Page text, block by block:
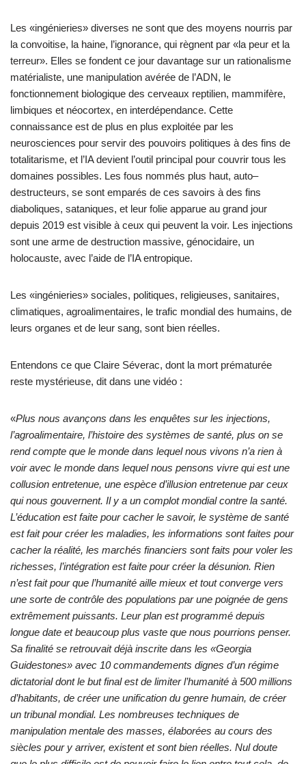
Les «ingénieries» diverses ne sont que des moyens nourris par
la convoitise, la haine, l’ignorance, qui règnent par «la peur et la
terreur». Elles se fondent ce jour davantage sur un rationalisme
matérialiste, une manipulation avérée de l’ADN, le
fonctionnement biologique des cerveaux reptilien, mammifère,
limbiques et néocortex, en interdépendance. Cette
connaissance est de plus en plus exploitée par les
neurosciences pour servir des pouvoirs politiques à des fins de
totalitarisme, et l’IA devient l’outil principal pour couvrir tous les
domaines possibles. Les fous nommés plus haut, auto–
destructeurs, se sont emparés de ces savoirs à des fins
diaboliques, sataniques, et leur folie apparue au grand jour
depuis 2019 est visible à ceux qui peuvent la voir. Les injections
sont une arme de destruction massive, génocidaire, un
holocauste, avec l’aide de l’IA entropique.
Les «ingénieries» sociales, politiques, religieuses, sanitaires,
climatiques, agroalimentaires, le trafic mondial des humains, de
leurs organes et de leur sang, sont bien réelles.
Entendons ce que Claire Séverac, dont la mort prématurée
reste mystérieuse, dit dans une vidéo :
«Plus nous avançons dans les enquêtes sur les injections,
l’agroalimentaire, l’histoire des systèmes de santé, plus on se
rend compte que le monde dans lequel nous vivons n’a rien à
voir avec le monde dans lequel nous pensons vivre qui est une
collusion entretenue, une espèce d’illusion entretenue par ceux
qui nous gouvernent. Il y a un complot mondial contre la santé.
L’éducation est faite pour cacher le savoir, le système de santé
est fait pour créer les maladies, les informations sont faites pour
cacher la réalité, les marchés financiers sont faits pour voler les
richesses, l’intégration est faite pour créer la désunion. Rien
n’est fait pour que l’humanité aille mieux et tout converge vers
une sorte de contrôle des populations par une poignée de gens
extrêmement puissants. Leur plan est programmé depuis
longue date et beaucoup plus vaste que nous pourrions penser.
Sa finalité se retrouvait déjà inscrite dans les «Georgia
Guidestones» avec 10 commandements dignes d’un régime
dictatorial dont le but final est de limiter l’humanité à 500 millions
d’habitants, de créer une unification du genre humain, de créer
un tribunal mondial. Les nombreuses techniques de
manipulation mentale des masses, élaborées au cours des
siècles pour y arriver, existent et sont bien réelles. Nul doute